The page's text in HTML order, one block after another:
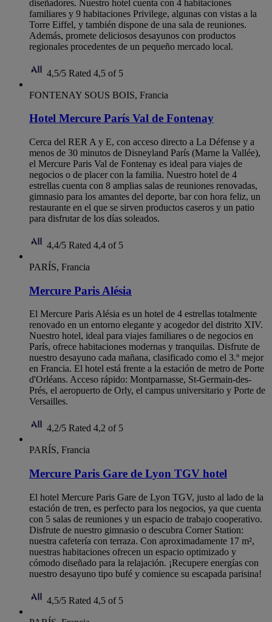
diseñadores. Nuestro hotel cuenta con 4 habitaciones
familiares y 9 habitaciones Privilege, algunas con vistas a la
Torre Eiffel, y también dispone de una sala de reuniones.
Además, promete deliciosos desayunos con productos
regionales procedentes de un pequeño mercado local.
4,5/5 Rated 4,5 of 5
FONTENAY SOUS BOIS, Francia
Hotel Mercure París Val de Fontenay
Cerca del RER A y E, con acceso directo a La Défense y a
menos de 30 minutos de Disneyland París (Marne la Vallée),
el Mercure Paris Val de Fontenay es ideal para viajes de
negocios o de placer con la familia. Nuestro hotel de 4
estrellas cuenta con 8 amplias salas de reuniones renovadas,
gimnasio para los amantes del deporte, bar con hora feliz, un
restaurante en el que se sirven productos caseros y un patio
para disfrutar de los días soleados.
4,4/5 Rated 4,4 of 5
PARÍS, Francia
Mercure Paris Alésia
El Mercure Paris Alésia es un hotel de 4 estrellas totalmente
renovado en un entorno elegante y acogedor del distrito XIV.
Nuestro hotel, ideal para viajes familiares o de negocios en
París, ofrece habitaciones modernas y tranquilas. Disfrute de
nuestro desayuno cada mañana, clasificado como el 3.º mejor
en Francia. El hotel está frente a la estación de metro de Porte
d'Orléans. Acceso rápido: Montparnasse, St-Germain-des-
Prés, el aeropuerto de Orly, el campus universitario y Porte de
Versailles.
4,2/5 Rated 4,2 of 5
PARÍS, Francia
Mercure Paris Gare de Lyon TGV hotel
El hotel Mercure Paris Gare de Lyon TGV, justo al lado de la
estación de tren, es perfecto para los negocios, ya que cuenta
con 5 salas de reuniones y un espacio de trabajo cooperativo.
Disfrute de nuestro gimnasio o descubra Corner Station:
nuestra cafetería con terraza. Con aproximadamente 17 m²,
nuestras habitaciones ofrecen un espacio optimizado y
cómodo diseñado para la relajación. ¡Recupere energías con
nuestro desayuno tipo bufé y comience su escapada parisina!
4,5/5 Rated 4,5 of 5